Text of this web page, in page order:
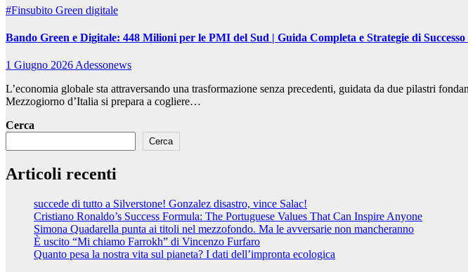
#Finsubito Green digitale
Bando Green e Digitale: 448 Milioni per le PMI del Sud | Guida Completa e Strategie di
1 Giugno 2026Adessonews
L’economia globale sta attraversando una trasformazione senza precedenti, guidata da due pilastri
Mezzogiorno d’Italia si prepara a cogliere…
Cerca
Cerca
Articoli recenti
succede di tutto a Silverstone! Gonzalez disastro, vince Salac!
Cristiano Ronaldo’s Success Formula: The Portuguese Values That Can Inspire Anyone
Simona Quadarella punta ai titoli nel mezzofondo. Ma le avversarie non mancheranno
È uscito “Mi chiamo Farrokh” di Vincenzo Furfaro
Quanto pesa la nostra vita sul pianeta? I dati dell’impronta ecologica